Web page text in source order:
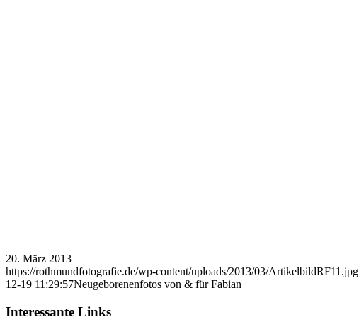
20. März 2013
https://rothmundfotografie.de/wp-content/uploads/2013/03/ArtikelbildRF11.jpg
12-19 11:29:57Neugeborenenfotos von & für Fabian
Interessante Links